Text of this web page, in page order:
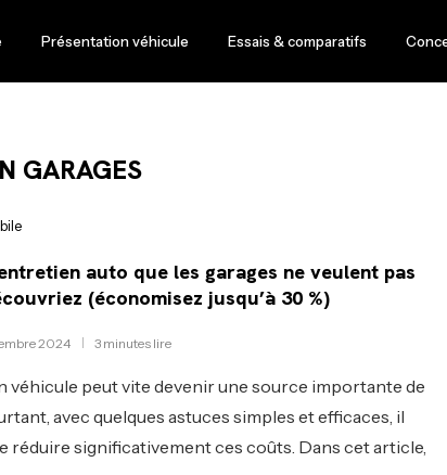
Présentation véhicule Essais & comparatifs
GARAGES
auto que les garages ne veulent pas
(économisez jusqu’à 30 %)
2024 3 minutes lire
véhicule peut vite devenir une source importante de
avec quelques astuces simples et efficaces, il
réduire significativement ces coûts. Dans cet article,